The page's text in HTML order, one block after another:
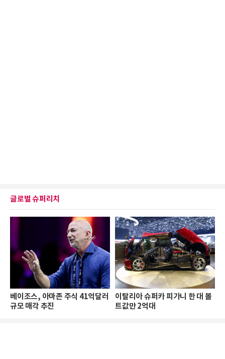
글로벌 슈퍼리치
베이조스, 아마존 주식 41억달러
규모 매각 추진
이탈리아 슈퍼카 피가니 한 대 볼
트값만 2억대